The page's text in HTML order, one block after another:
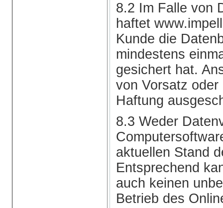
8.2 Im Falle von
haftet
Kunde die
mindestens
gesichert hat.
von Vorsatz
Haftung
8.3 Weder
aktuellen Stand
Entsprechend
auch keinen
Betrieb des